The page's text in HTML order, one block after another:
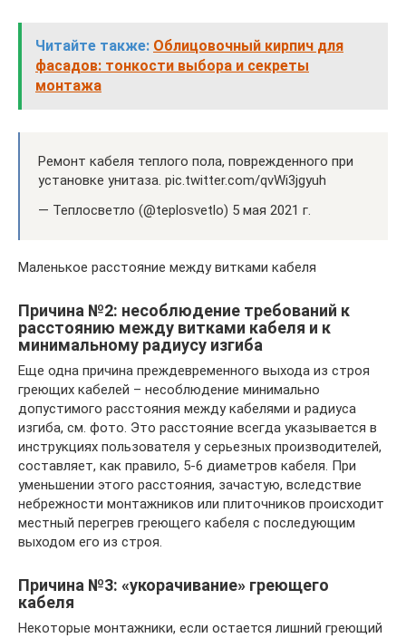
Читайте также: Облицовочный кирпич для
фасадов: тонкости выбора и секреты
монтажа
Ремонт кабеля теплого пола, поврежденного при
установке унитаза. pic.twitter.com/qvWi3jgyuh
— Теплосветло (@teplosvetlo) 5 мая 2021 г.
Маленькое расстояние между витками кабеля
Причина №2: несоблюдение требований к
расстоянию между витками кабеля и к
минимальному радиусу изгиба
Еще одна причина преждевременного выхода из строя
греющих кабелей – несоблюдение минимально
допустимого расстояния между кабелями и радиуса
изгиба, см. фото. Это расстояние всегда указывается в
инструкциях пользователя у серьезных производителей,
составляет, как правило, 5-6 диаметров кабеля. При
уменьшении этого расстояния, зачастую, вследствие
небрежности монтажников или плиточников происходит
местный перегрев греющего кабеля с последующим
выходом его из строя.
Причина №3: «укорачивание» греющего
кабеля
Некоторые монтажники, если остается лишний греющий